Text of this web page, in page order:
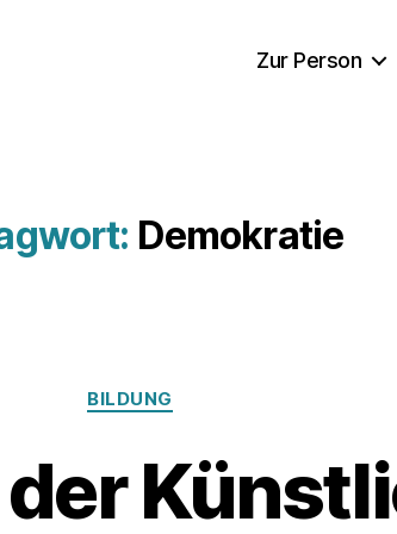
Zur Person
Demokratie
Kategorien
BILDUNG
der